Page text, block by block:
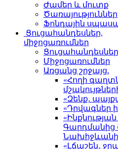
Ժամեր և մուտք
Ծառայություններ
Ֆոնդային
Ցուցահանդեսներ,
միջոցառումներ
Ցուցահանդեսներ
Միջոցառումներ
Առցանց շրջայց.
«Հողի
«Զենք․
«Դրվագներ
Գարդմանից
«Լճաշեն․